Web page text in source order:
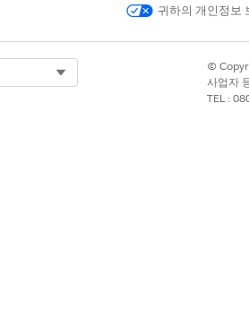
사이트 조사자 검색 가능 필드 데이터 처
새 데이터 처리 엔진 정의의 이름을 지정하
귀하의 개인정보
©
사업자
TEL :